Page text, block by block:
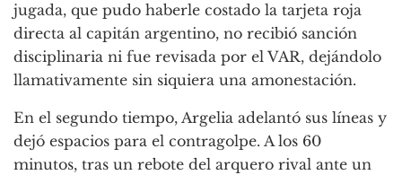
jugada, que pudo haberle costado la tarjeta roja
directa al capitán argentino, no recibió sanción
disciplinaria ni fue revisada por el VAR, dejándolo
llamativamente sin siquiera una amonestación.
En el segundo tiempo, Argelia adelantó sus líneas y
dejó espacios para el contragolpe. A los 60
minutos, tras un rebote del arquero rival ante un